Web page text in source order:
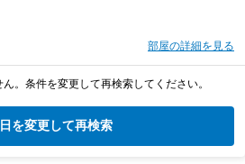
部屋の詳細を見る
。条件を変更して再検索してください。
を変更して再検索